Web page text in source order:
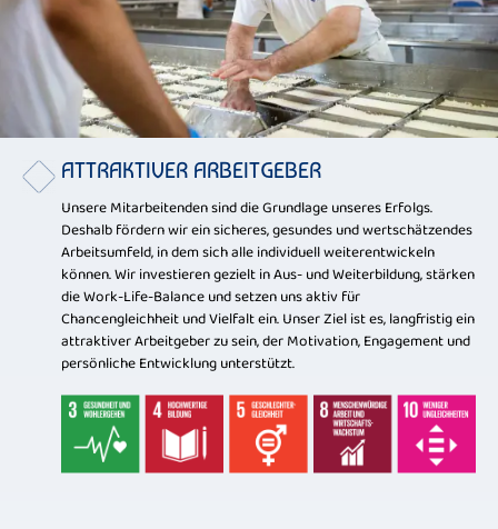
ATTRAKTIVER ARBEITGEBER
Unsere Mitarbeitenden sind die Grundlage unseres Erfolgs.
Deshalb fördern wir ein sicheres, gesundes und wertschätzendes
Arbeitsumfeld, in dem sich alle individuell weiterentwickeln
können. Wir investieren gezielt in Aus- und Weiterbildung, stärken
die Work-Life-Balance und setzen uns aktiv für
Chancengleichheit und Vielfalt ein. Unser Ziel ist es, langfristig ein
attraktiver Arbeitgeber zu sein, der Motivation, Engagement und
persönliche Entwicklung unterstützt.